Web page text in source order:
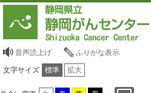
音声読上げ ふりがな表示
文字サイズ 標準 拡大